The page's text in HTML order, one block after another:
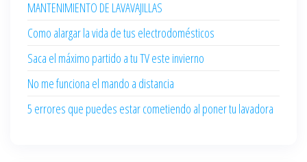
MANTENIMIENTO DE LAVAVAJILLAS
Como alargar la vida de tus electrodomésticos
Saca el máximo partido a tu TV este invierno
No me funciona el mando a distancia
5 errores que puedes estar cometiendo al poner tu lavadora